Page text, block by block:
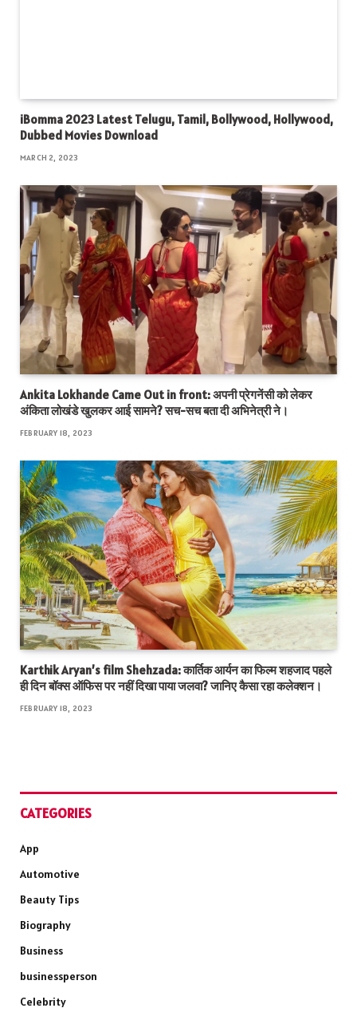
iBomma 2023 Latest Telugu, Tamil, Bollywood, Hollywood,
Dubbed Movies Download
MARCH 2, 2023
Ankita Lokhande Came Out in front: अपनी प्रेगनेंसी को लेकर
अंकिता लोखंडे खुलकर आई सामने? सच-सच बता दी अभिनेत्री ने।
FEBRUARY 18, 2023
Karthik Aryan’s film Shehzada: कार्तिक आर्यन का फिल्म शहजाद पहले
ही दिन बॉक्स ऑफिस पर नहीं दिखा पाया जलवा? जानिए कैसा रहा कलेक्शन।
FEBRUARY 18, 2023
CATEGORIES
App
Automotive
Beauty Tips
Biography
Business
businessperson
Celebrity